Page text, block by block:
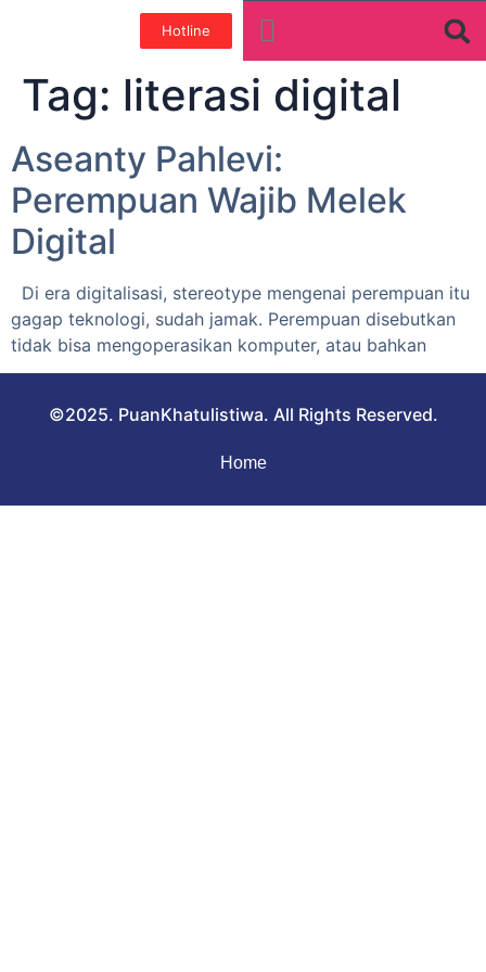
Hotline
Tag: literasi digital
Aseanty Pahlevi:
Perempuan Wajib Melek
Digital
Di era digitalisasi, stereotype mengenai perempuan itu
gagap teknologi, sudah jamak. Perempuan disebutkan
tidak bisa mengoperasikan komputer, atau bahkan
©2025. PuanKhatulistiwa. All Rights Reserved.
Home